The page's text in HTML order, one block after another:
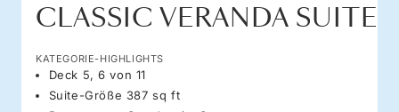
CLASSIC VERANDA SUITE
KATEGORIE-HIGHLIGHTS
Deck 5, 6 von 11
Suite-Größe 387 sq ft